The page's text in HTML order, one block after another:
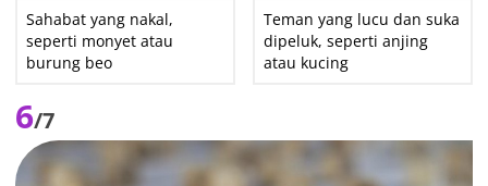
Sahabat yang nakal,
seperti monyet atau
burung beo
Teman yang lucu dan suka
dipeluk, seperti anjing
atau kucing
6/7